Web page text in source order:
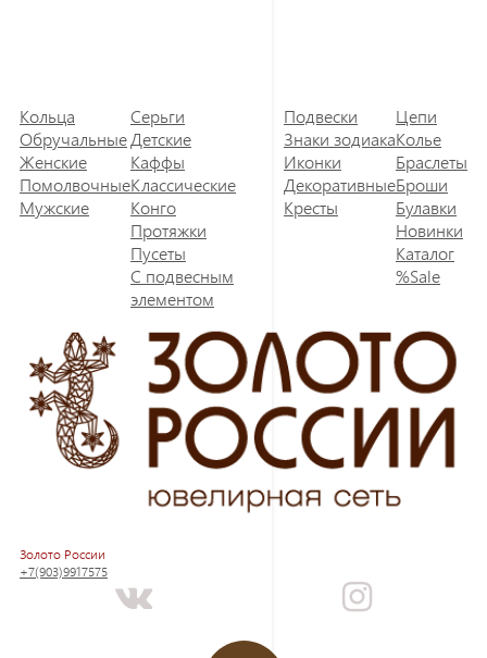
Кольца
Обручальные
Женские
Помолвочные
Мужские
Серьги
Детские
Каффы
Классические
Конго
Протяжки
Пусеты
С подвесным
элементом
Подвески
Знаки зодиака
Иконки
Декоративные
Кресты
Цепи
Колье
Браслеты
Броши
Булавки
Новинки
Каталог
%Sale
Золото России
+7(903)9917575